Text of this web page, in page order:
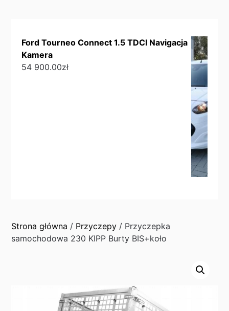
Ford Tourneo Connect 1.5 TDCI Navigacja
Kamera
54 900.00zł
Strona główna / Przyczepy / Przyczepka
samochodowa 230 KIPP Burty BIS+koło